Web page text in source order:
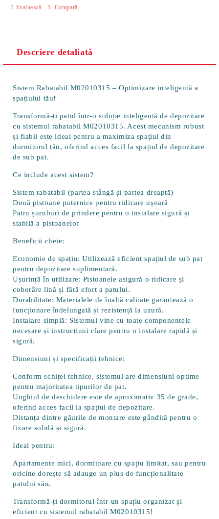
Evaluează Compară
Descriere detaliată
Sistem Rabatabil M02010315 – Optimizare inteligentă a
spațiului tău!
Transformă-ți patul într-o soluție inteligentă de depozitare
cu sistemul rabatabil M02010315. Acest mecanism robust
și fiabil este ideal pentru a maximiza spațiul din
dormitorul tău, oferind acces facil la spațiul de depozitare
de sub pat.
Ce include acest sistem?
Sistem rabatabil (partea stângă și partea dreaptă)
Două pistoane puternice pentru ridicare ușoară
Patru șuruburi de prindere pentru o instalare sigură și
stabilă a pistoanelor
Beneficii cheie:
Economie de spațiu: Utilizează eficient spațiul de sub pat
pentru depozitare suplimentară.
Ușurință în utilizare: Pistoanele asigură o ridicare și
coborâre lină și fără efort a patului.
Durabilitate: Materialele de înaltă calitate garantează o
funcționare îndelungată și rezistență la uzură.
Instalare simplă: Sistemul vine cu toate componentele
necesare și instrucțiuni clare pentru o instalare rapidă și
sigură.
Dimensiuni și specificații tehnice:
Conform schiței tehnice, sistemul are dimensiuni optime
pentru majoritatea tipurilor de pat.
Unghiul de deschidere este de aproximativ 35 de grade,
oferind acces facil la spațiul de depozitare.
Distanța dintre găurile de montare este gândită pentru o
fixare solidă și sigură.
Ideal pentru:
Apartamente mici, dormitoare cu spațiu limitat, sau pentru
oricine dorește să adauge un plus de funcționalitate
patului său.
Transformă-ți dormitorul într-un spațiu organizat și
eficient cu sistemul rabatabil M02010315!